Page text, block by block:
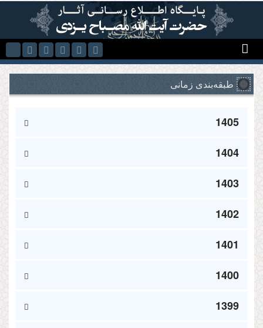
Skip to main content
طبقه‌بندی زمانی
1405
1404
1403
1402
1401
1400
1399